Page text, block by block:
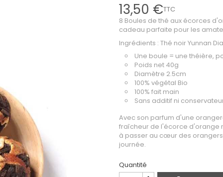
13,50 €TTC
8 Boules de thé aux écorces
cadeau parfaite pour les
Ingrédients : Thé noir Yunnan
Une boule = une théière,
Poids net 40g
Diamètre 2.5cm
100% végétal Bio
100% fait main
Sans additif ni
Avec son parfum d'une
fraîcheur de l'écorce d'orange
à passer au cœur des
journée.
Quantité